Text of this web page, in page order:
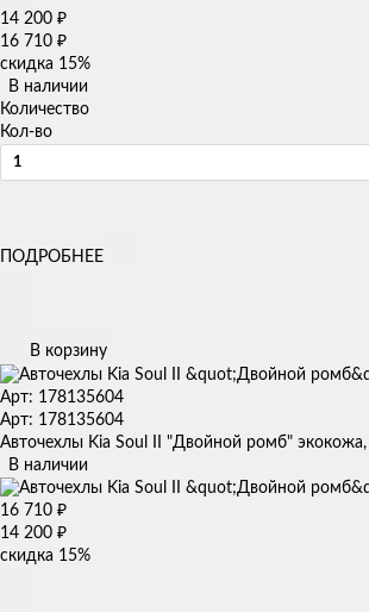
14 200 ₽
16 710 ₽
скидка 15%
В наличии
Количество
Кол-во
ПОДРОБНЕЕ
В корзину
Арт: 178135604
Арт: 178135604
Авточехлы Kia Soul II "Двойной ромб"
В наличии
16 710 ₽
14 200 ₽
скидка 15%